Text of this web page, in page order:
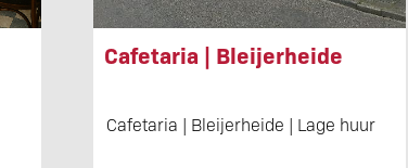
Cafetaria | Bleijerheide
Cafetaria | Bleijerheide | Lage huur